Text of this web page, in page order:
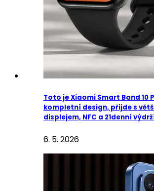
Toto je Xiaomi Smart Band 10
kompletní design, přijde s
displejem, NFC a 21denní
6. 5. 2026